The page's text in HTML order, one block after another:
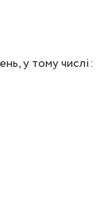
у тому числі: